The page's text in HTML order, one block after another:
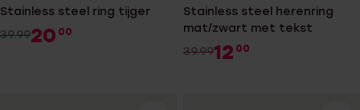
Stainless steel ring tijger
39.9920 00
Stainless steel herenring
mat/zwart met tekst
39.9912 00